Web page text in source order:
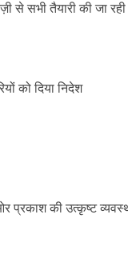
से सभी तैयारी की जा रही
को दिया निदेश
प्रकाश की उत्कृष्ट